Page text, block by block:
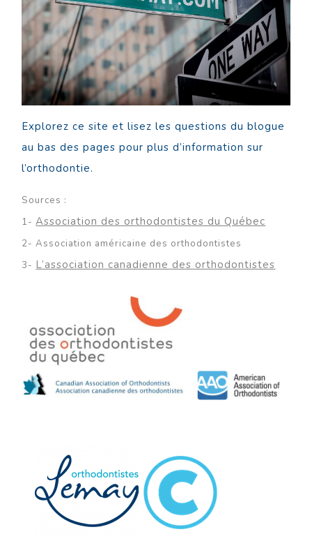
Explorez ce site et lisez les questions du blogue
au bas des pages pour plus d’information sur
l’orthodontie.
Sources :
1-Association des orthodontistes du Québec
2- Association américaine des orthodontistes
3- L’association canadienne des orthodontistes